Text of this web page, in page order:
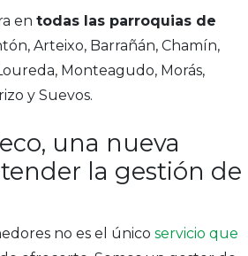
en todas las parroquias de
Arteixo, Barrañán, Chamín,
Monteagudo, Morás,
y Suevos.
una nueva
la gestión de
no es el único servicio que